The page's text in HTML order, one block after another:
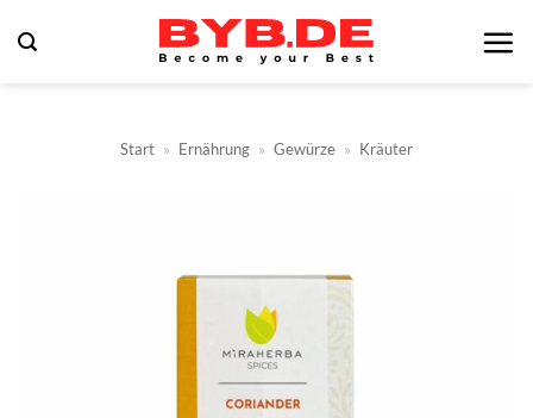
Inhalt
Start » Ernährung » Gewürze » Kräuter